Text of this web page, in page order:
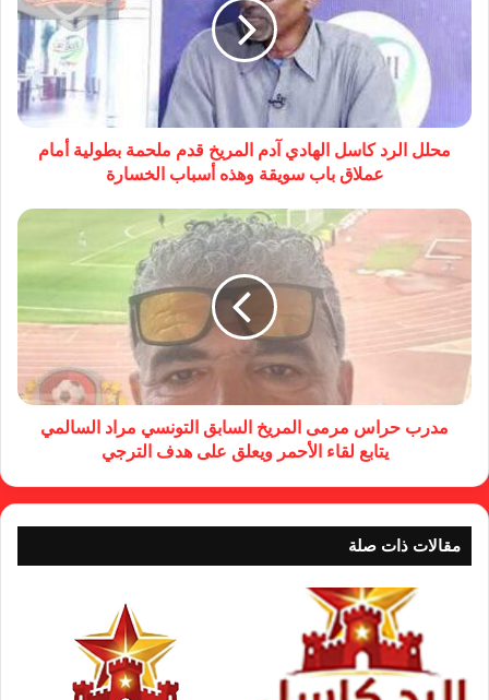
محلل الرد كاسل الهادي آدم المريخ قدم ملحمة بطولية أمام
عملاق باب سويقة وهذه أسباب الخسارة
مدرب حراس مرمى المريخ السابق التونسي مراد السالمي
يتابع لقاء الأحمر ويعلق على هدف الترجي
مقالات ذات صلة